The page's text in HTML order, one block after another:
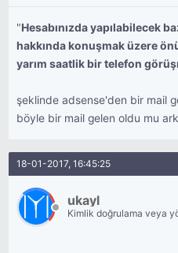
"Hesabınızda yapılabilecek
hakkında konuşmak üzere
yarım saatlik bir telefon
şeklinde adsense'den bir mail
böyle bir mail gelen oldu mu
18-01-2017, 16:45:25
ukayl
Kimlik doğrulama veya